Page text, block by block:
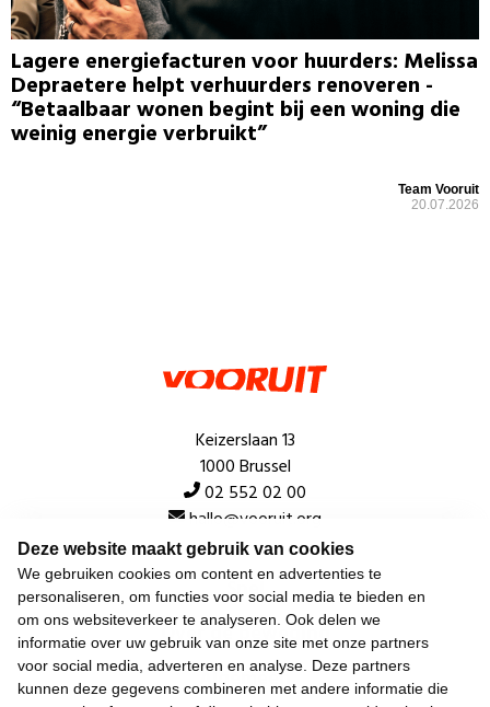
Deze website maakt gebruik van cookies
We gebruiken cookies om content en advertenties te
personaliseren, om functies voor social media te bieden en
om ons websiteverkeer te analyseren. Ook delen we
informatie over uw gebruik van onze site met onze partners
voor social media, adverteren en analyse. Deze partners
kunnen deze gegevens combineren met andere informatie die
Lagere energiefacturen voor huurders: Melissa
Depraetere helpt verhuurders renoveren -
“Betaalbaar wonen begint bij een woning die
weinig energie verbruikt”
Team Vooruit
20.07.2026
Keizerslaan 13
1000 Brussel
02 552 02 00
hallo@vooruit.org
Snel
Over de beweging
Algemeen